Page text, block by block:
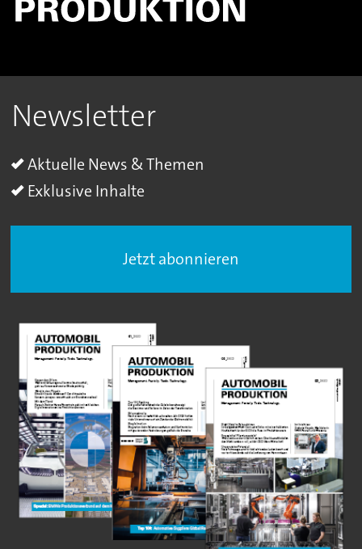
Newsletter
Aktuelle News & Themen
Exklusive Inhalte
Jetzt abonnieren